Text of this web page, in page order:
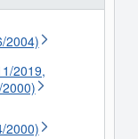
2004)
2019,
2000)